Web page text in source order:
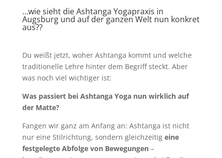
…wie sieht die Ashtanga Yogapraxis in
Augsburg und auf der ganzen Welt nun konkret
aus??
Du weißt jetzt, woher Ashtanga kommt und welche
traditionelle Lehre hinter dem Begriff steckt. Aber
was noch viel wichtiger ist:
Was passiert bei Ashtanga Yoga nun wirklich auf
der Matte?
Fangen wir ganz am Anfang an: Ashtanga istnicht
nur eine Stilrichtung, sondern gleichzeitig eine
festgelegte Abfolge von Bewegungen–